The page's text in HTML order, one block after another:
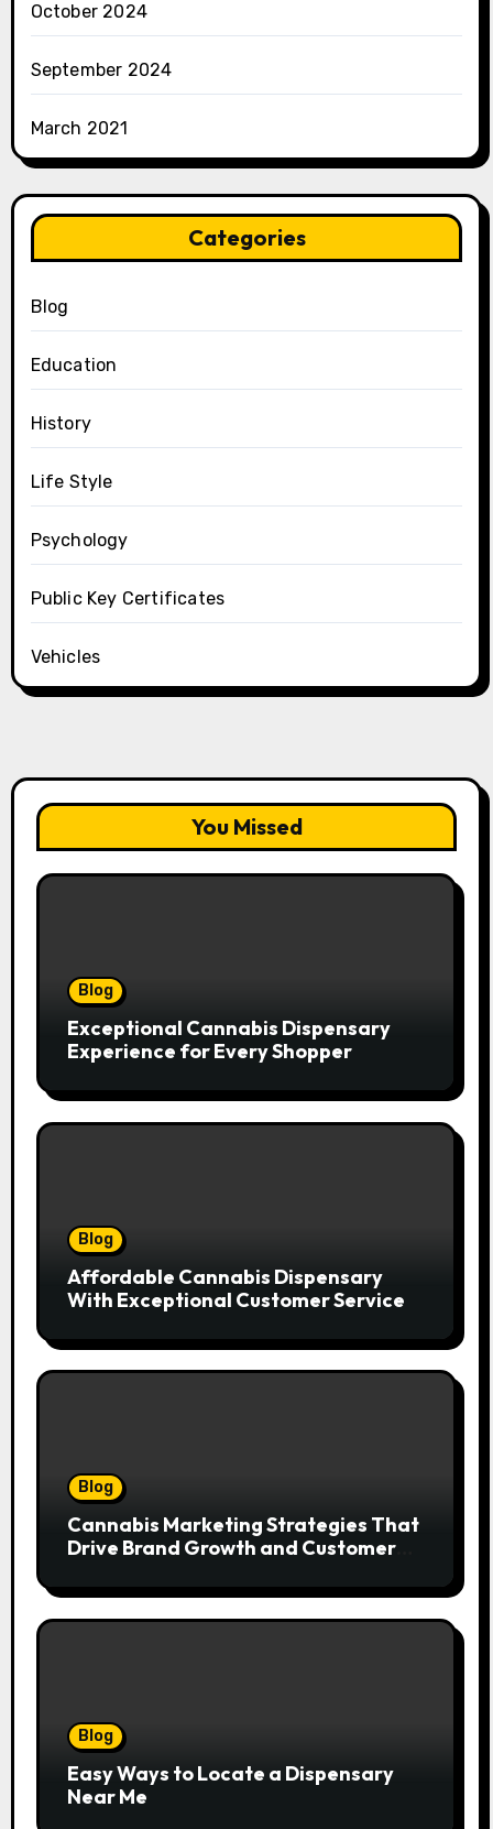
October 2024
September 2024
March 2021
Categories
Blog
Education
History
Life Style
Psychology
Public Key Certificates
Vehicles
You Missed
Blog
Exceptional Cannabis Dispensary
Experience for Every Shopper
Blog
Affordable Cannabis Dispensary
With Exceptional Customer Service
Blog
Cannabis Marketing Strategies That
Drive Brand Growth and Customer
Blog
Easy Ways to Locate a Dispensary
Near Me